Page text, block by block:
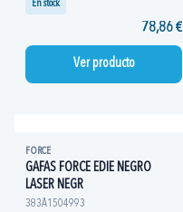
En stock
78,86 €
Ver producto
FORCE
GAFAS FORCE EDIE NEGRO
LASER NEGR
383A1504993